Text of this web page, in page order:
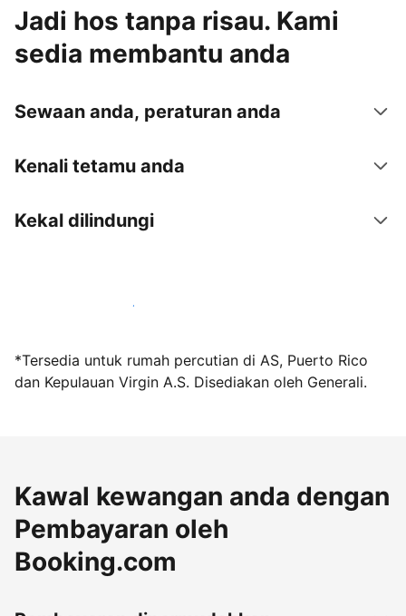
Jadi hos tanpa risau. Kami
sedia membantu anda
Sewaan anda, peraturan anda
Kenali tetamu anda
Kekal dilindungi
Jadi hos bersama kami hari ini
*Tersedia untuk rumah percutian di AS, Puerto Rico
dan Kepulauan Virgin A.S. Disediakan oleh Generali.
Kawal kewangan anda dengan
Pembayaran oleh
Booking.com